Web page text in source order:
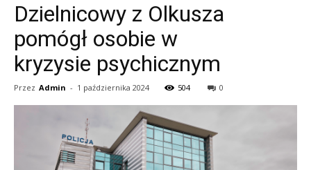
Dzielnicowy z Olkusza
pomógł osobie w
kryzysie psychicznym
Przez Admin - 1 października 2024 504 0